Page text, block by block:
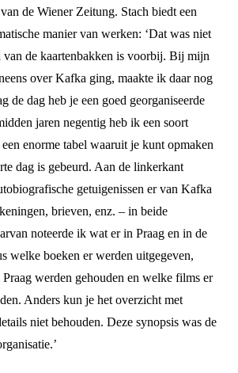
de Wiener Zeitung. Stach biedt een
manier van werken: ‘Dat was niet
de kaartenbakken is voorbij. Bij mijn
over Kafka ging, maakte ik daar nog
de dag heb je een goed georganiseerde
jaren negentig heb ik een soort
enorme tabel waaruit je kunt opmaken
dag is gebeurd. Aan de linkerkant
getuigenissen er van Kafka
brieven, enz. – in beide
noteerde ik wat er in Praag en in de
welke boeken er werden uitgegeven,
werden gehouden en welke films er
Anders kun je het overzicht met
niet behouden. Deze synopsis was de